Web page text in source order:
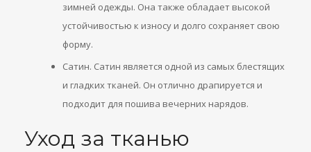
зимней одежды. Она также обладает высокой
устойчивостью к износу и долго сохраняет свою
форму.
Сатин. Сатин является одной из самых блестящих
и гладких тканей. Он отлично драпируется и
подходит для пошива вечерних нарядов.
Уход за тканью